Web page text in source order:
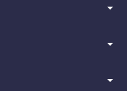
arrow_drop_down
arrow_drop_down
arrow_drop_down